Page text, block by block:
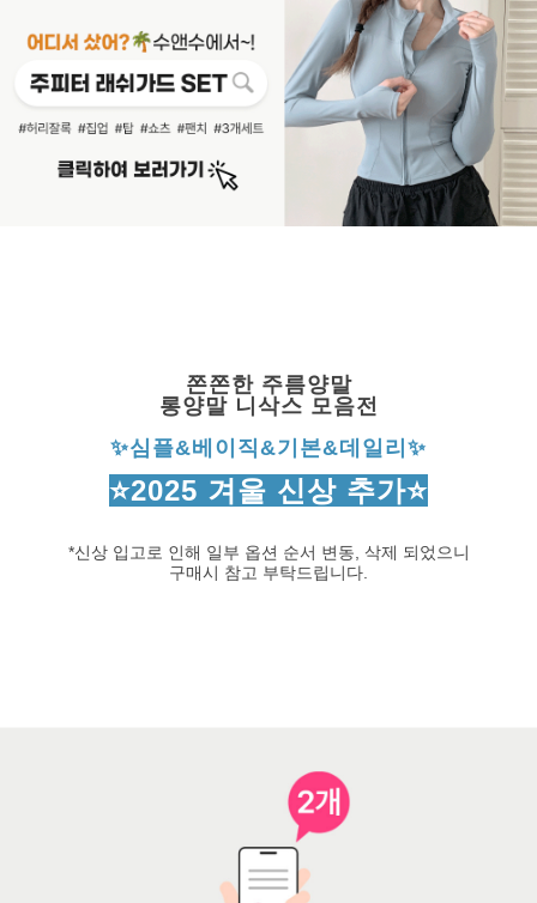
쫀쫀한 주름양말
롱양말 니삭스 모음전
✨심플&베이직&기본&데일리 ✨
⭐2025 겨울 신상 추가⭐
*신상 입고로 인해 일부 옵션 순서 변동, 삭제 되었으니
구매시 참고 부탁드립니다.